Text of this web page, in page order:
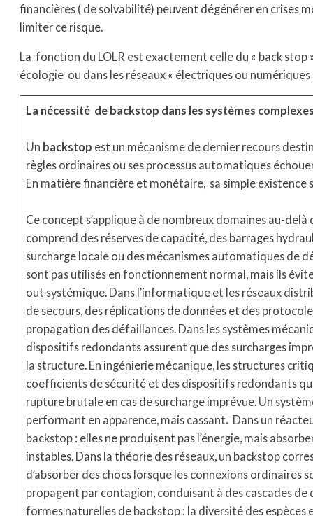
financières ( de solvabilité) peuvent dégénérer en crises
limiter ce risque.
La fonction du LOLR est exactement celle du « back stop
écologie ou dans les réseaux « électriques ou numériques
La nécessité de backstop dans les systèmes
Un backstop est un mécanisme de dernier recours
règles ordinaires ou ses processus automatiques
En matière financière et monétaire, sa simple
Ce concept s’applique à de nombreux domaines au-
comprend des réserves de capacité, des barrages
surcharge locale ou des mécanismes automatiques de
sont pas utilisés en fonctionnement normal, mais ils
out systémique. Dans l’informatique et les réseaux
de secours, des réplications de données et des
propagation des défaillances. Dans les systèmes
dispositifs redondants assurent que des surcharges
la structure. En ingénierie mécanique, les structures
coefficients de sécurité et des dispositifs redondants
rupture brutale en cas de surcharge imprévue. Un
performant en apparence, mais cassant. Dans un
backstop : elles ne produisent pas l’énergie, mais
instables. Dans la théorie des réseaux, un backstop
d’absorber des chocs lorsque les connexions ordinaires
propagent par contagion, conduisant à des cascades de
formes naturelles de backstop : la diversité des